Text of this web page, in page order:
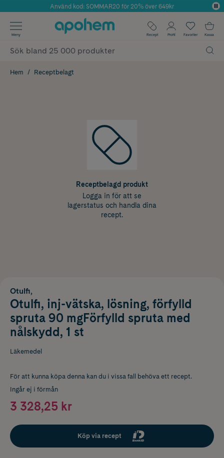
Årets Butik 2025 inom Skönhet
Använd kod: SOMMAR20 för 20% över 649kr
✓ Fri frakt
✓ Poäng på alla köp*
Meny Recept Profil Favoriter Kassa
Hem Receptbelagt
Receptbelagd produkt
Logga in för att se
lagerstatus och handla dina
recept.
Otulfi,
Otulfi, inj-vätska, lösning, förfylld
spruta 90 mgFörfylld spruta med
nålskydd, 1 st
Läkemedel
För att kunna köpa denna kan du i vissa fall behöva ett recept.
Ingår ej i förmån
3 328,25 kr
Köp via recept